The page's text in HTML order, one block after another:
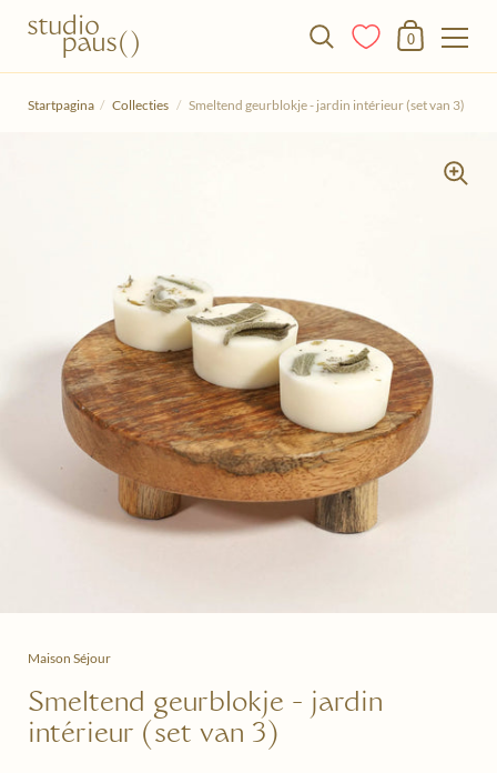
Winkelmandje
0
Startpagina / Collecties / Smeltend geurblokje - jardin intérieur (set van 3)
Maison Séjour
Smeltend geurblokje - jardin
intérieur (set van 3)